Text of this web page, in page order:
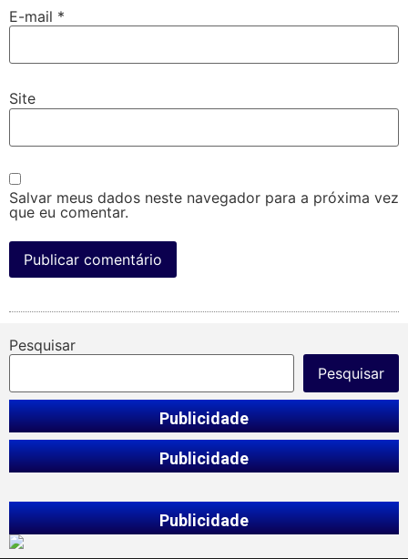
E-mail *
Site
Salvar meus dados neste navegador para a próxima vez
que eu comentar.
Pesquisar
Pesquisar
Publicidade
Publicidade
Publicidade